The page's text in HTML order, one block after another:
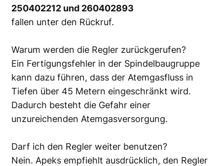
250402212 und 260402893
fallen unter den Rückruf.
Warum werden die Regler zurückgerufen?
Ein Fertigungsfehler in der Spindelbaugruppe
kann dazu führen, dass der Atemgasfluss in
Tiefen über 45 Metern eingeschränkt wird.
Dadurch besteht die Gefahr einer
unzureichenden Atemgasversorgung.
Darf ich den Regler weiter benutzen?
Nein. Apeks empfiehlt ausdrücklich, den Regler